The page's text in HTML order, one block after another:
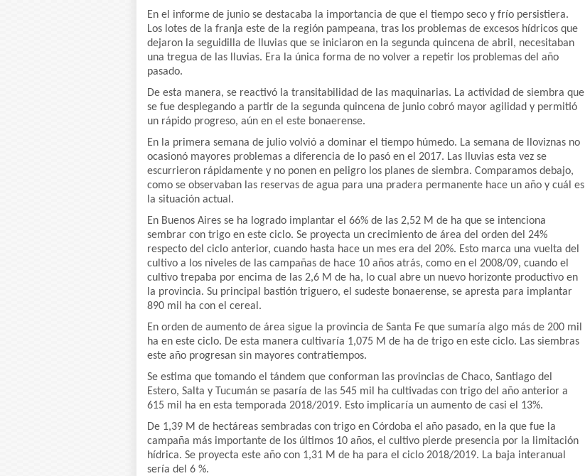
En el informe de junio se destacaba la importancia de que el tiempo seco y frío persistiera.
Los lotes de la franja este de la región pampeana, tras los problemas de excesos hídricos que
dejaron la seguidilla de lluvias que se iniciaron en la segunda quincena de abril, necesitaban
una tregua de las lluvias. Era la única forma de no volver a repetir los problemas del año
pasado.
De esta manera, se reactivó la transitabilidad de las maquinarias. La actividad de siembra que
se fue desplegando a partir de la segunda quincena de junio cobró mayor agilidad y permitió
un rápido progreso, aún en el este bonaerense.
En la primera semana de julio volvió a dominar el tiempo húmedo. La semana de lloviznas no
ocasionó mayores problemas a diferencia de lo pasó en el 2017. Las lluvias esta vez se
escurrieron rápidamente y no ponen en peligro los planes de siembra. Comparamos debajo,
como se observaban las reservas de agua para una pradera permanente hace un año y cuál es
la situación actual.
En Buenos Aires se ha logrado implantar el 66% de las 2,52 M de ha que se intenciona
sembrar con trigo en este ciclo. Se proyecta un crecimiento de área del orden del 24%
respecto del ciclo anterior, cuando hasta hace un mes era del 20%. Esto marca una vuelta del
cultivo a los niveles de las campañas de hace 10 años atrás, como en el 2008/09, cuando el
cultivo trepaba por encima de las 2,6 M de ha, lo cual abre un nuevo horizonte productivo en
la provincia. Su principal bastión triguero, el sudeste bonaerense, se apresta para implantar
890 mil ha con el cereal.
En orden de aumento de área sigue la provincia de Santa Fe que sumaría algo más de 200 mil
ha en este ciclo. De esta manera cultivaría 1,075 M de ha de trigo en este ciclo. Las siembras
este año progresan sin mayores contratiempos.
Se estima que tomando el tándem que conforman las provincias de Chaco, Santiago del
Estero, Salta y Tucumán se pasaría de las 545 mil ha cultivadas con trigo del año anterior a
615 mil ha en esta temporada 2018/2019. Esto implicaría un aumento de casi el 13%.
De 1,39 M de hectáreas sembradas con trigo en Córdoba el año pasado, en la que fue la
campaña más importante de los últimos 10 años, el cultivo pierde presencia por la limitación
hídrica. Se proyecta este año con 1,31 M de ha para el ciclo 2018/2019. La baja interanual
sería del 6 %.